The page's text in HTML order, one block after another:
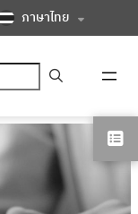
ภาษาไทย